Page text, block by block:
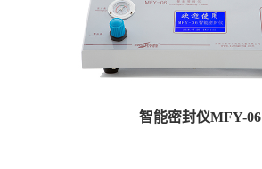
智能密封仪MFY-06